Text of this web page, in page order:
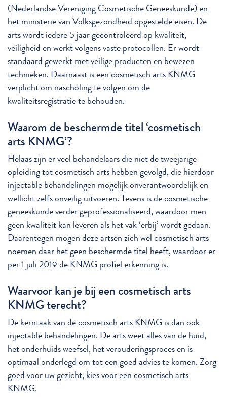
(Nederlandse Vereniging Cosmetische Geneeskunde) en
het ministerie van Volksgezondheid opgestelde eisen. De
arts wordt iedere 5 jaar gecontroleerd op kwaliteit,
veiligheid en werkt volgens vaste protocollen. Er wordt
standaard gewerkt met veilige producten en bewezen
technieken. Daarnaast is een cosmetisch arts KNMG
verplicht om nascholing te volgen om de
kwaliteitsregistratie te behouden.
Waarom de beschermde titel ‘cosmetisch
arts KNMG’?
Helaas zijn er veel behandelaars die niet de tweejarige
opleiding tot cosmetisch arts hebben gevolgd, die hierdoor
injectable behandelingen mogelijk onverantwoordelijk en
wellicht zelfs onveilig uitvoeren. Tevens is de cosmetische
geneeskunde verder geprofessionaliseerd, waardoor men
geen kwaliteit kan leveren als het vak ‘erbij’ wordt gedaan.
Daarentegen mogen deze artsen zich wel cosmetisch arts
noemen daar het geen beschermde titel heeft, waardoor er
per 1 juli 2019 de KNMG profiel erkenning is.
Waarvoor kan je bij een cosmetisch arts
KNMG terecht?
De kerntaak van de cosmetisch arts KNMG is dan ook
injectable behandelingen. De arts weet alles van de huid,
het onderhuids weefsel, het verouderingsproces en is
optimaal onderlegd om tot een goed advies te komen. Zorg
goed voor uw gezicht, kies voor een cosmetisch arts
KNMG.